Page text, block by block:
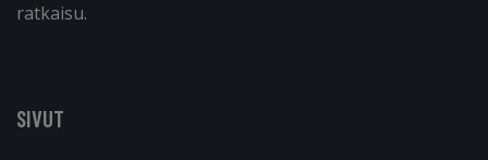
ratkaisu.
SIVUT